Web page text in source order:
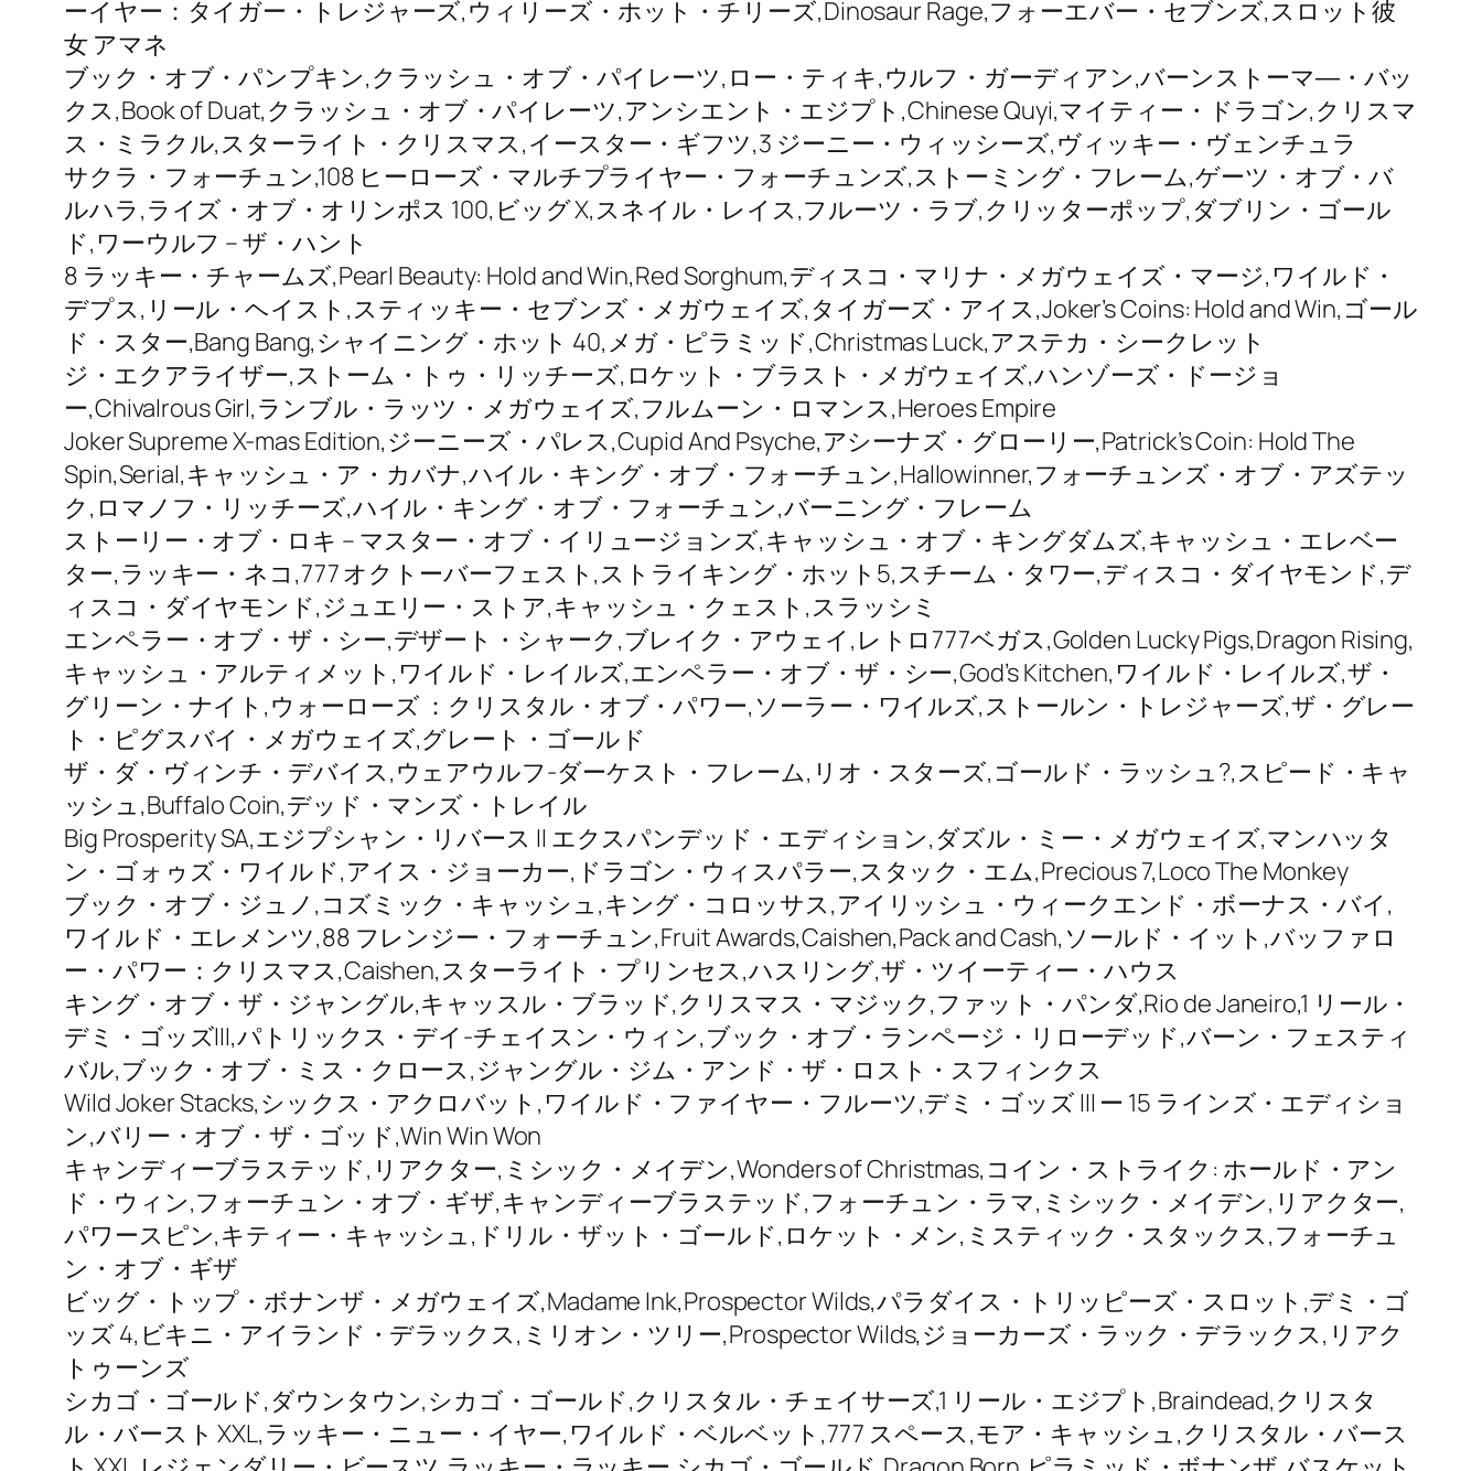
ーイヤー：タイガー・トレジャーズ,ウィリーズ・ホット・チリーズ,Dinosaur Rage,フォーエバー・セブンズ,スロット彼
女 アマネ
ブック・オブ・パンプキン,クラッシュ・オブ・パイレーツ,ロー・ティキ,ウルフ・ガーディアン,バーンストーマ―・バッ
クス,Book of Duat,クラッシュ・オブ・パイレーツ,アンシエント・エジプト,Chinese Quyi,マイティー・ドラゴン,クリスマ
ス・ミラクル,スターライト・クリスマス,イースター・ギフツ,3 ジーニー・ウィッシーズ,ヴィッキー・ヴェンチュラ
サクラ・フォーチュン,108 ヒーローズ・マルチプライヤー・フォーチュンズ,ストーミング・フレーム,ゲーツ・オブ・バ
ルハラ,ライズ・オブ・オリンポス 100,ビッグ X,スネイル・レイス,フルーツ・ラブ,クリッターポップ,ダブリン・ゴール
ド,ワーウルフ – ザ・ハント
8 ラッキー・チャームズ,Pearl Beauty: Hold and Win,Red Sorghum,ディスコ・マリナ・メガウェイズ・マージ,ワイルド・
デプス,リール・ヘイスト,スティッキー・セブンズ・メガウェイズ,タイガーズ・アイス,Joker’s Coins: Hold and Win,ゴール
ド・スター,Bang Bang,シャイニング・ホット 40,メガ・ピラミッド,Christmas Luck,アステカ・シークレット
ジ・エクアライザー,ストーム・トゥ・リッチーズ,ロケット・ブラスト・メガウェイズ,ハンゾーズ・ドージョ
ー,Chivalrous Girl,ランブル・ラッツ・メガウェイズ,フルムーン・ロマンス,Heroes Empire
Joker Supreme X-mas Edition,ジーニーズ・パレス,Cupid And Psyche,アシーナズ・グローリー,Patrick’s Coin: Hold The
Spin,Serial,キャッシュ・ア・カバナ,ハイル・キング・オブ・フォーチュン,Hallowinner,フォーチュンズ・オブ・アズテッ
ク,ロマノフ・リッチーズ,ハイル・キング・オブ・フォーチュン,バーニング・フレーム
ストーリー・オブ・ロキ – マスター・オブ・イリュージョンズ,キャッシュ・オブ・キングダムズ,キャッシュ・エレベー
ター,ラッキー・ネコ,777 オクトーバーフェスト,ストライキング・ホット5,スチーム・タワー,ディスコ・ダイヤモンド,デ
ィスコ・ダイヤモンド,ジュエリー・ストア,キャッシュ・クェスト,スラッシミ
エンペラー・オブ・ザ・シー,デザート・シャーク,ブレイク・アウェイ,レトロ777ベガス,Golden Lucky Pigs,Dragon Rising,
キャッシュ・アルティメット,ワイルド・レイルズ,エンペラー・オブ・ザ・シー,God’s Kitchen,ワイルド・レイルズ,ザ・
グリーン・ナイト,ウォーローズ ：クリスタル・オブ・パワー,ソーラー・ワイルズ,ストールン・トレジャーズ,ザ・グレー
ト・ピグスバイ・メガウェイズ,グレート・ゴールド
ザ・ダ・ヴィンチ・デバイス,ウェアウルフ-ダーケスト・フレーム,リオ・スターズ,ゴールド・ラッシュ?,スピード・キャ
ッシュ,Buffalo Coin,デッド・マンズ・トレイル
Big Prosperity SA,エジプシャン・リバース II エクスパンデッド・エディション,ダズル・ミー・メガウェイズ,マンハッタ
ン・ゴォゥズ・ワイルド,アイス・ジョーカー,ドラゴン・ウィスパラー,スタック・エム,Precious 7,Loco The Monkey
ブック・オブ・ジュノ,コズミック・キャッシュ,キング・コロッサス,アイリッシュ・ウィークエンド・ボーナス・バイ,
ワイルド・エレメンツ,88 フレンジー・フォーチュン,Fruit Awards,Caishen,Pack and Cash,ソールド・イット,バッファロ
ー・パワー：クリスマス,Caishen,スターライト・プリンセス,ハスリング,ザ・ツイーティー・ハウス
キング・オブ・ザ・ジャングル,キャッスル・ブラッド,クリスマス・マジック,ファット・パンダ,Rio de Janeiro,1 リール・
デミ・ゴッズIII,パトリックス・デイ-チェイスン・ウィン,ブック・オブ・ランページ・リローデッド,バーン・フェスティ
バル,ブック・オブ・ミス・クロース,ジャングル・ジム・アンド・ザ・ロスト・スフィンクス
Wild Joker Stacks,シックス・アクロバット,ワイルド・ファイヤー・フルーツ,デミ・ゴッズ III ー 15 ラインズ・エディショ
ン,バリー・オブ・ザ・ゴッド,Win Win Won
キャンディーブラステッド,リアクター,ミシック・メイデン,Wonders of Christmas,コイン・ストライク: ホールド・アン
ド・ウィン,フォーチュン・オブ・ギザ,キャンディーブラステッド,フォーチュン・ラマ,ミシック・メイデン,リアクター,
パワースピン,キティー・キャッシュ,ドリル・ザット・ゴールド,ロケット・メン,ミスティック・スタックス,フォーチュ
ン・オブ・ギザ
ビッグ・トップ・ボナンザ・メガウェイズ,Madame Ink,Prospector Wilds,パラダイス・トリッピーズ・スロット,デミ・ゴ
ッズ 4,ビキニ・アイランド・デラックス,ミリオン・ツリー,Prospector Wilds,ジョーカーズ・ラック・デラックス,リアク
トゥーンズ
シカゴ・ゴールド,ダウンタウン,シカゴ・ゴールド,クリスタル・チェイサーズ,1 リール・エジプト,Braindead,クリスタ
ル・バースト XXL,ラッキー・ニュー・イヤー,ワイルド・ベルベット,777 スペース,モア・キャッシュ,クリスタル・バース